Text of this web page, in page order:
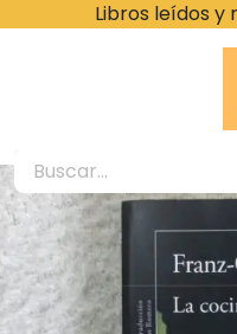
Libros leídos y